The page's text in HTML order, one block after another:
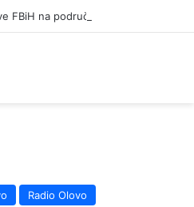
Radio Olovo